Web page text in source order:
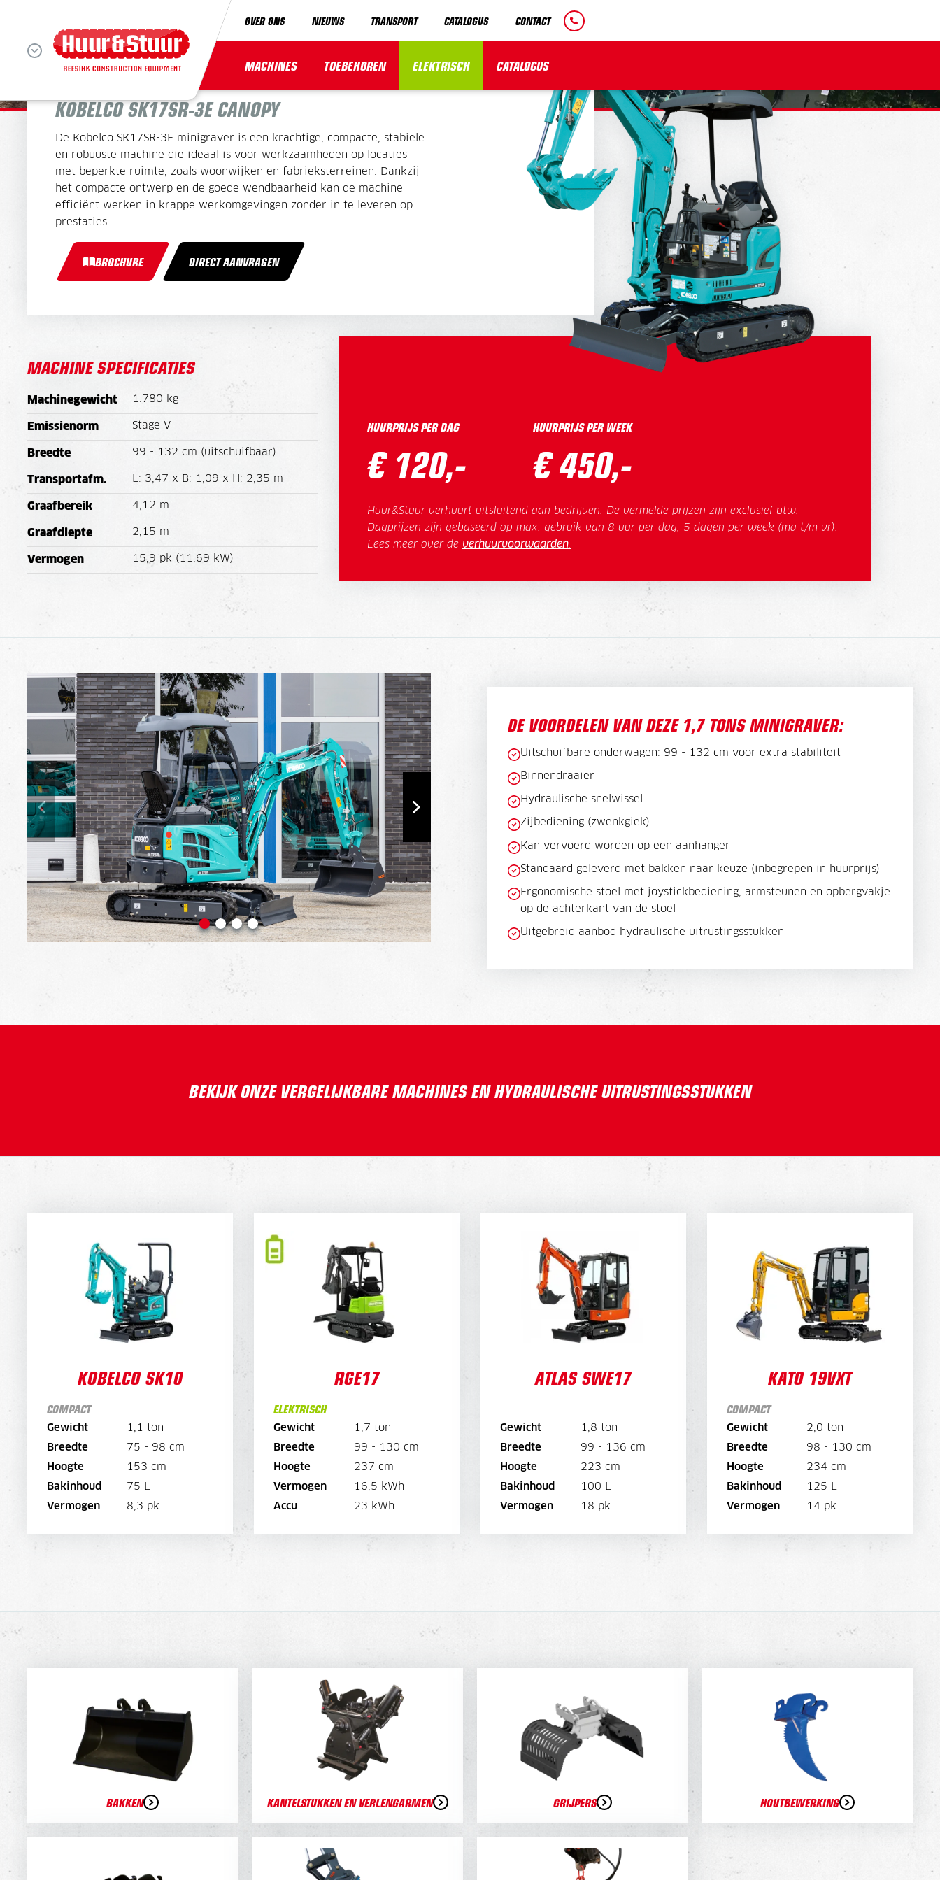
OVER ONS NIEUWS TRANSPORT CATALOGUS CONTACT
MACHINES TOEBEHOREN ELEKTRISCH CATALOGUS
MINIGRAVER 1,7 TON
KOBELCO SK17SR-3E CANOPY
De Kobelco SK17SR-3E minigraver is een krachtige, compacte, stabiele
en robuuste machine die ideaal is voor werkzaamheden op locaties
met beperkte ruimte, zoals woonwijken en fabrieksterreinen. Dankzij
het compacte ontwerp en de goede wendbaarheid kan de machine
efficiënt werken in krappe werkomgevingen zonder in te leveren op
prestaties.
BROCHURE DIRECT AANVRAGEN
MACHINE SPECIFICATIES
Machinegewicht 1.780 kg
Emissienorm Stage V
Breedte 99 - 132 cm (uitschuifbaar)
Transportafm. L: 3,47 x B: 1,09 x H: 2,35 m
Graafbereik 4,12 m
Graafdiepte 2,15 m
Vermogen 15,9 pk (11,69 kW)
HUURPRIJS PER DAG
€ 120,-
HUURPRIJS PER WEEK
€ 450,-
Huur&Stuur verhuurt uitsluitend aan bedrijven. De vermelde prijzen zijn exclusief btw.
Dagprijzen zijn gebaseerd op max. gebruik van 8 uur per dag, 5 dagen per week (ma t/m vr).
Lees meer over de verhuurvoorwaarden.
DE VOORDELEN VAN DEZE 1,7 TONS MINIGRAVER:
Uitschuifbare onderwagen: 99 - 132 cm voor extra stabiliteit
Binnendraaier
Hydraulische snelwissel
Zijbediening (zwenkgiek)
Kan vervoerd worden op een aanhanger
Standaard geleverd met bakken naar keuze (inbegrepen in huurprijs)
Ergonomische stoel met joystickbediening, armsteunen en opbergvakje
op de achterkant van de stoel
Uitgebreid aanbod hydraulische uitrustingsstukken
BEKIJK ONZE VERGELIJKBARE MACHINES EN HYDRAULISCHE UITRUSTINGSSTUKKEN
KOBELCO SK10
COMPACT
Gewicht
1,1 ton
Breedte
75 - 98 cm
Hoogte
153 cm
Bakinhoud
75 L
Vermogen
8,3 pk
KOBELCO SK10
DAGPRIJS
WEEKPRIJS
BEKIJK MACHINE
BEKIJK BROCHURE
DIRECT AANVRAGEN
RGE17
ELEKTRISCH
Gewicht
1,7 ton
Breedte
99 - 130 cm
Hoogte
237 cm
Vermogen
16,5 kWh
Accu
23 kWh
RGE17
*Standaard met laadsnoer
*Standaard met laadsnoer
BEKIJK MACHINE
BEKIJK BROCHURE
DIRECT AANVRAGEN
ATLAS SWE17
Gewicht
1,8 ton
Breedte
99 - 136 cm
Hoogte
223 cm
Bakinhoud
100 L
Vermogen
18 pk
ATLAS SWE17
DAGPRIJS
Overdruk excl. filters
BEKIJK MACHINE
BEKIJK BROCHURE
DIRECT AANVRAGEN
KATO 19VXT
COMPACT
Gewicht
2,0 ton
Breedte
98 - 130 cm
Hoogte
234 cm
Bakinhoud
125 L
Vermogen
14 pk
KATO 19VXT
DAGPRIJS
WEEKPRIJS
BEKIJK MACHINE
BEKIJK BROCHURE
DIRECT AANVRAGEN
BAKKEN KANTELSTUKKEN EN VERLENGARMEN GRIJPERS HOUTBEWERKING